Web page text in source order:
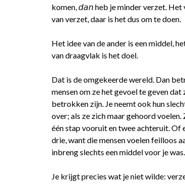
komen, 𝘥𝘢𝘯 heb je minder verzet. Het
van verzet, daar is het dus om te doen.
Het idee van de ander is een middel,
van draagvlak is het doel.
Dat is de omgekeerde wereld. Dan
mensen om ze het gevoel te geven dat
betrokken zijn. Je neemt ook hun
over; als ze zich maar gehoord voelen.
één stap vooruit en twee achteruit. Of
drie, want die mensen voelen feilloos
inbreng slechts een middel voor je was.
Je krijgt precies wat je niet wilde: